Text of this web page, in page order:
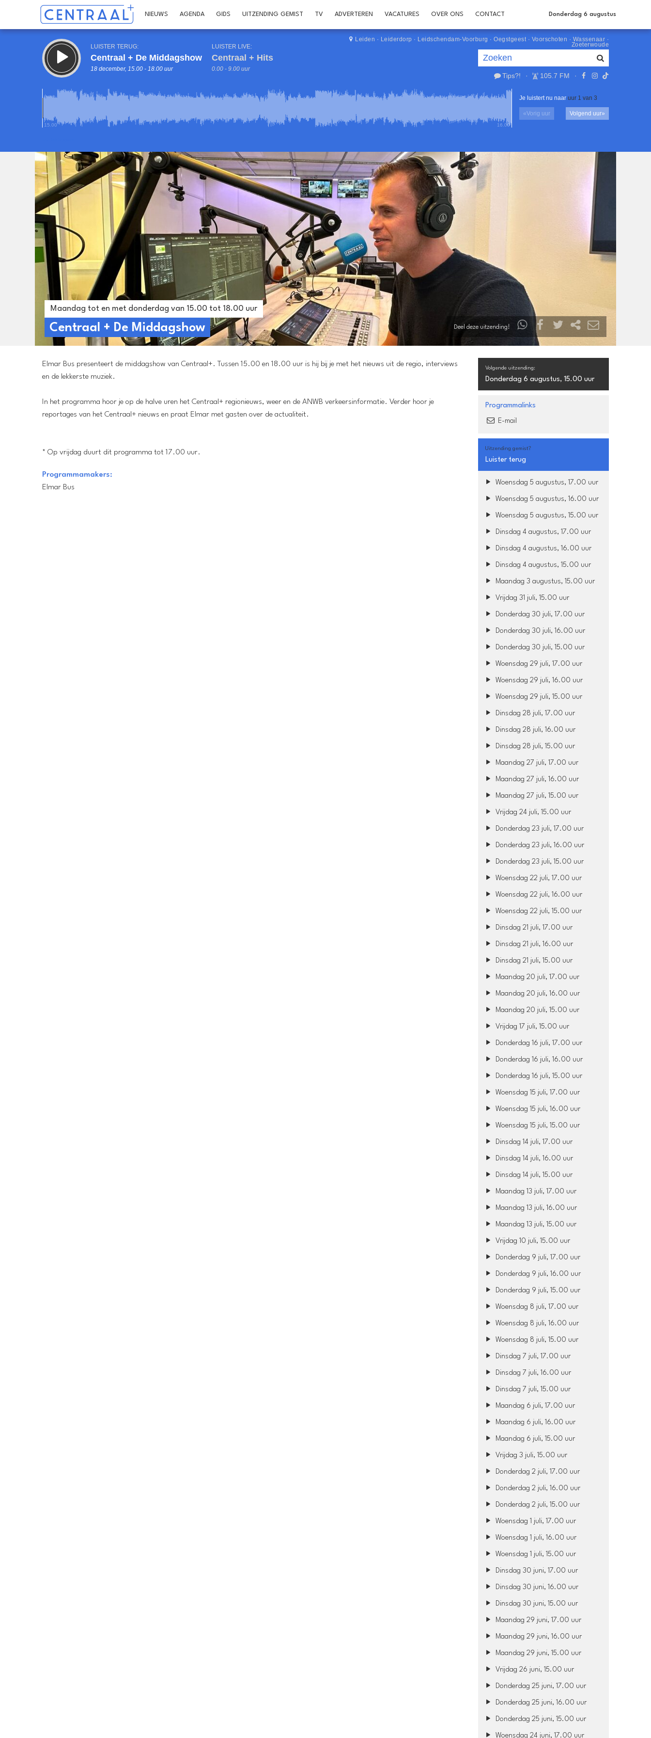
NIEUWS AGENDA GIDS UITZENDING GEMIST TV ADVERTEREN VACATURES OVER ONS CONTACT Donderdag 6 augustus
LUISTER TERUG:
Centraal + De Middagshow
18 december, 15.00 - 18.00 uur
LUISTER LIVE:
Centraal + Hits
0.00 - 9.00 uur
Leiden · Leiderdorp · Leidschendam-Voorburg · Oegstgeest· Voorschoten · Wassenaar ·
Zoeterwoude
Tips?! · 105.7 FM ·
15.00 16.00
Je luistert nu naar uur 1 van 3
«Vorig uur Volgend uur»
Maandag tot en met donderdag van 15.00 tot 18.00 uur
Centraal + De Middagshow Deel deze uitzending!
Elmar Bus presenteert de middagshow van Centraal+. Tussen 15.00 en 18.00 uur is hij bij je met het nieuws uit de regio, interviews
en de lekkerste muziek.
In het programma hoor je op de halve uren het Centraal+ regionieuws, weer en de ANWB verkeersinformatie. Verder hoor je
reportages van het Centraal+ nieuws en praat Elmar met gasten over de actualiteit.
* Op vrijdag duurt dit programma tot 17.00 uur.
Programmamakers:
Elmar Bus
Volgende uitzending:
Donderdag 6 augustus, 15.00 uur
Programmalinks
E-mail
Uitzending gemist?
Luister terug
Woensdag 5 augustus, 17.00 uur
Woensdag 5 augustus, 16.00 uur
Woensdag 5 augustus, 15.00 uur
Dinsdag 4 augustus, 17.00 uur
Dinsdag 4 augustus, 16.00 uur
Dinsdag 4 augustus, 15.00 uur
Maandag 3 augustus, 15.00 uur
Vrijdag 31 juli, 15.00 uur
Donderdag 30 juli, 17.00 uur
Donderdag 30 juli, 16.00 uur
Donderdag 30 juli, 15.00 uur
Woensdag 29 juli, 17.00 uur
Woensdag 29 juli, 16.00 uur
Woensdag 29 juli, 15.00 uur
Dinsdag 28 juli, 17.00 uur
Dinsdag 28 juli, 16.00 uur
Dinsdag 28 juli, 15.00 uur
Maandag 27 juli, 17.00 uur
Maandag 27 juli, 16.00 uur
Maandag 27 juli, 15.00 uur
Vrijdag 24 juli, 15.00 uur
Donderdag 23 juli, 17.00 uur
Donderdag 23 juli, 16.00 uur
Donderdag 23 juli, 15.00 uur
Woensdag 22 juli, 17.00 uur
Woensdag 22 juli, 16.00 uur
Woensdag 22 juli, 15.00 uur
Dinsdag 21 juli, 17.00 uur
Dinsdag 21 juli, 16.00 uur
Dinsdag 21 juli, 15.00 uur
Maandag 20 juli, 17.00 uur
Maandag 20 juli, 16.00 uur
Maandag 20 juli, 15.00 uur
Vrijdag 17 juli, 15.00 uur
Donderdag 16 juli, 17.00 uur
Donderdag 16 juli, 16.00 uur
Donderdag 16 juli, 15.00 uur
Woensdag 15 juli, 17.00 uur
Woensdag 15 juli, 16.00 uur
Woensdag 15 juli, 15.00 uur
Dinsdag 14 juli, 17.00 uur
Dinsdag 14 juli, 16.00 uur
Dinsdag 14 juli, 15.00 uur
Maandag 13 juli, 17.00 uur
Maandag 13 juli, 16.00 uur
Maandag 13 juli, 15.00 uur
Vrijdag 10 juli, 15.00 uur
Donderdag 9 juli, 17.00 uur
Donderdag 9 juli, 16.00 uur
Donderdag 9 juli, 15.00 uur
Woensdag 8 juli, 17.00 uur
Woensdag 8 juli, 16.00 uur
Woensdag 8 juli, 15.00 uur
Dinsdag 7 juli, 17.00 uur
Dinsdag 7 juli, 16.00 uur
Dinsdag 7 juli, 15.00 uur
Maandag 6 juli, 17.00 uur
Maandag 6 juli, 16.00 uur
Maandag 6 juli, 15.00 uur
Vrijdag 3 juli, 15.00 uur
Donderdag 2 juli, 17.00 uur
Donderdag 2 juli, 16.00 uur
Donderdag 2 juli, 15.00 uur
Woensdag 1 juli, 17.00 uur
Woensdag 1 juli, 16.00 uur
Woensdag 1 juli, 15.00 uur
Dinsdag 30 juni, 17.00 uur
Dinsdag 30 juni, 16.00 uur
Dinsdag 30 juni, 15.00 uur
Maandag 29 juni, 17.00 uur
Maandag 29 juni, 16.00 uur
Maandag 29 juni, 15.00 uur
Vrijdag 26 juni, 15.00 uur
Donderdag 25 juni, 17.00 uur
Donderdag 25 juni, 16.00 uur
Donderdag 25 juni, 15.00 uur
Woensdag 24 juni, 17.00 uur